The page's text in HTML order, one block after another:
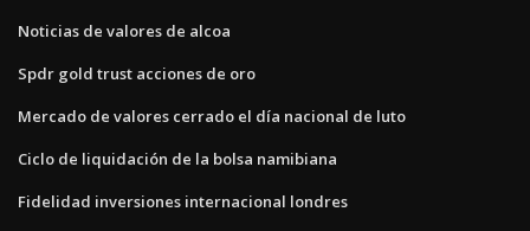
Noticias de valores de alcoa
Spdr gold trust acciones de oro
Mercado de valores cerrado el día nacional de luto
Ciclo de liquidación de la bolsa namibiana
Fidelidad inversiones internacional londres